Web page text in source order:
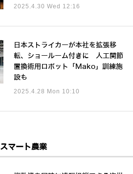
2025.4.30 Wed 12:16
日本ストライカーが本社を拡張移
転、ショールーム付きに 人工関節
置換術用ロボット「Mako」訓練施
設も
2025.4.28 Mon 10:10
スマート農業